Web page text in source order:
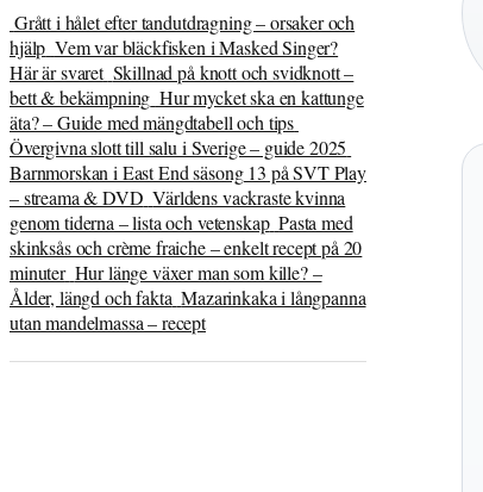
Grått i hålet efter tandutdragning – orsaker och
hjälp Vem var bläckfisken i Masked Singer?
Här är svaret Skillnad på knott och svidknott –
bett & bekämpning Hur mycket ska en kattunge
äta? – Guide med mängdtabell och tips
Övergivna slott till salu i Sverige – guide 2025
Barnmorskan i East End säsong 13 på SVT Play
– streama & DVD Världens vackraste kvinna
genom tiderna – lista och vetenskap Pasta med
skinksås och crème fraiche – enkelt recept på 20
minuter Hur länge växer man som kille? –
Ålder, längd och fakta Mazarinkaka i långpanna
utan mandelmassa – recept